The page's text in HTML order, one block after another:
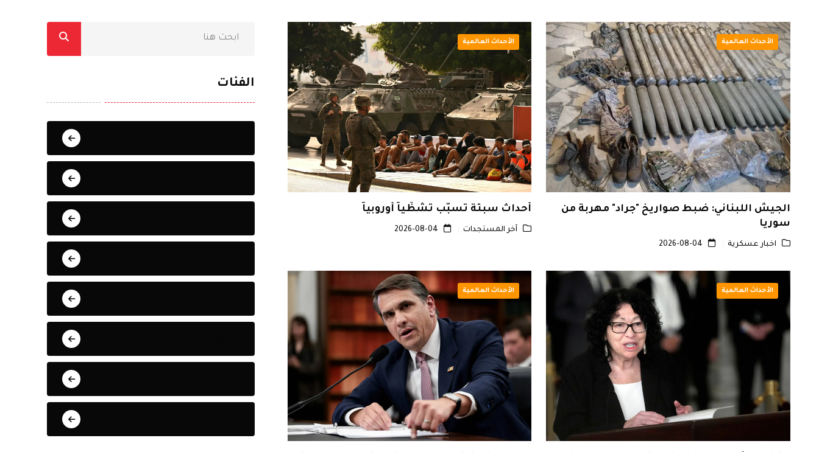
الأحداث العالمية
الجيش اللبناني: ضبط صواريخ "جراد" مهربة من
سوريا
اخبار عسكرية
الأحداث العالمية
أحداث سبتة تسبّب تشظّياً أوروبياً
آخر المستجدات
الأحداث العالمية الأحداث العالمية
الفئات